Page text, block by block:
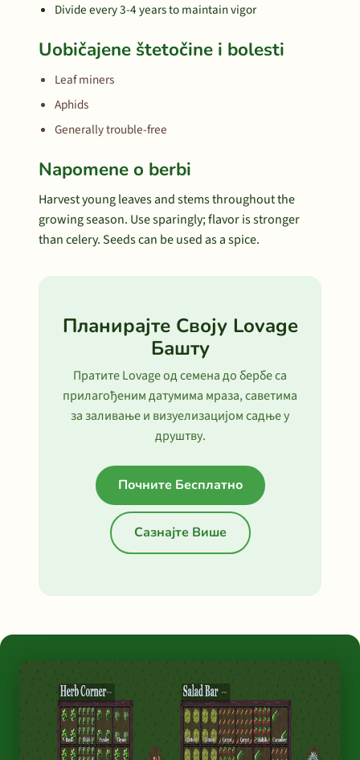
Divide every 3-4 years to maintain vigor
Uobičajene štetočine i bolesti
Leaf miners
Aphids
Generally trouble-free
Napomene o berbi
Harvest young leaves and stems throughout the
growing season. Use sparingly; flavor is stronger
than celery. Seeds can be used as a spice.
Планирајте Своју Lovage
Башту
Пратите Lovage од семена до бербе са
прилагођеним датумима мраза, саветима
за заливање и визуелизацијом садње у
друштву.
Почните Бесплатно
Сазнајте Више